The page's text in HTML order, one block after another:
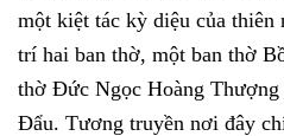
một kiệt tác kỳ diệu của thiên
trí hai ban thờ, một ban thờ
thờ Đức Ngọc Hoàng
Đẩu. Tương truyền nơi đây